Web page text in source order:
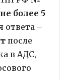
не более 5
ответа –
после
в АДС,